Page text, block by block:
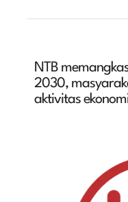
NTB
2030,
aktivitas